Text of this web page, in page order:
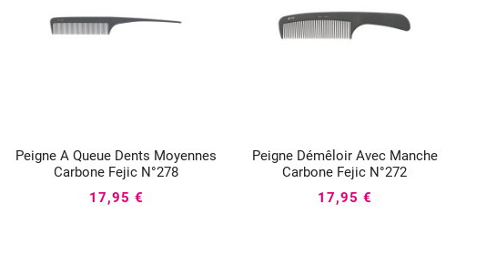
Peigne A Queue Dents Moyennes
Carbone Fejic N°278
  
17,95 €
Peigne Démêloir Avec Manche
Carbone Fejic N°272
  
17,95 €